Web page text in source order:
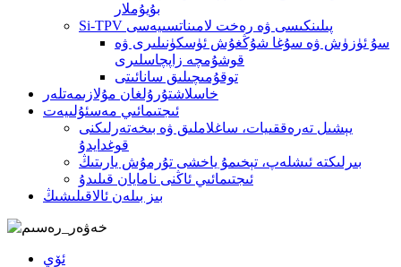
بۇيۇملار
Si-TPV پىلىنكىسى ۋە رەخت لامىناتسىيەسى
سۇ ئۈزۈش ۋە سۇغا شۇڭغۇش ئۈسكۈنىلىرى ۋە
قوشۇمچە زاپچاسلىرى
توقۇمىچىلىق سانائىتى
خاسلاشتۇرۇلغان مۇلازىمەتلەر
ئىجتىمائىي مەسئۇلىيەت
يېشىل تەرەققىيات، ساغلاملىق ۋە بىخەتەرلىكنى
قوغدايدۇ
بىرلىكتە ئىشلەپ، تېخىمۇ ياخشى تۇرمۇش يارىتىڭ
ئىجتىمائىي ئاڭنى نامايان قىلىدۇ
بىز بىلەن ئالاقىلىشىڭ
ئۆي